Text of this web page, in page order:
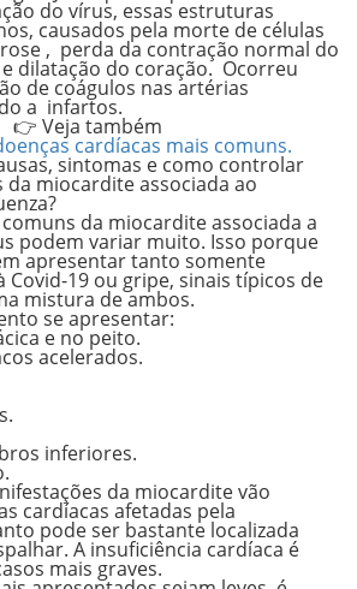
do vírus, essas estruturas
causados pela morte de células
, perda da contração normal do
dilatação do coração. Ocorreu
de coágulos nas artérias
a infartos.
👉 Veja também
cardíacas mais comuns.
sintomas e como controlar
da miocardite associada ao
da miocardite associada a
podem variar muito. Isso porque
apresentar tanto somente
Covid-19 ou gripe, sinais típicos de
mistura de ambos.
se apresentar:
e no peito.
acelerados.
inferiores.
da miocardite vão
cardíacas afetadas pela
pode ser bastante localizada
A insuficiência cardíaca é
mais graves.